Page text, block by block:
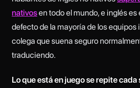
nativosen todo el mundo, e inglés es
defecto de la mayoría de los equipos
colega que suena seguro
traduciendo.
Lo que está en juego se repite cada